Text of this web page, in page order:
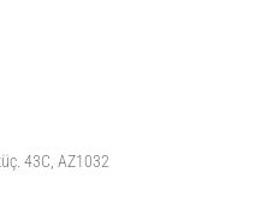
43C, AZ1032